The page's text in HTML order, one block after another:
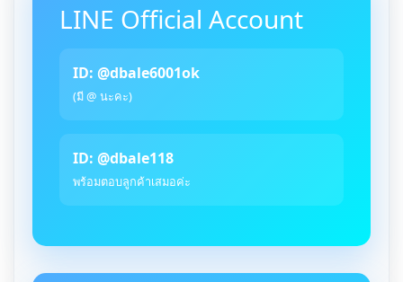
LINE Official Account
ID: @dbale6001ok
(มี @ นะคะ)
ID: @dbale118
พร้อมตอบลูกค้าเสมอค่ะ